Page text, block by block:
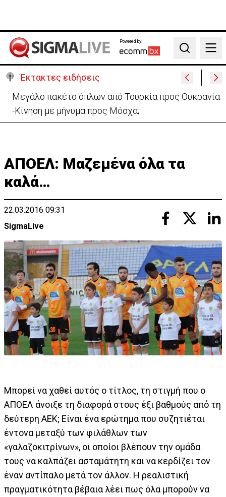
Powered by:
Search
Έκτακτες ειδήσεις
Μελέτησε το πόρισμα της φωτιάς στο Καλό Χωριό
ο Πάλμας- «Ουδέν σχόλιο»
ΑΠΟΕΛ: Μαζεμένα όλα τα
καλά…
22.03.2016 09:31
SigmaLive
Μπορεί να χαθεί αυτός ο τίτλος, τη στιγμή που ο
ΑΠΟΕΛ άνοιξε τη διαφορά στους έξι βαθμούς από τη
δεύτερη ΑΕΚ; Είναι ένα ερώτημα που συζητιέται
έντονα μεταξύ των φιλάθλων των
«γαλαζοκιτρίνων», οι οποίοι βλέπουν την ομάδα
τους να καλπάζει ασταμάτητη και να κερδίζει τον
έναν αντίπαλο μετά τον άλλον. Η ρεαλιστική
πραγματικότητα βέβαια λέει πως όλα μπορούν να